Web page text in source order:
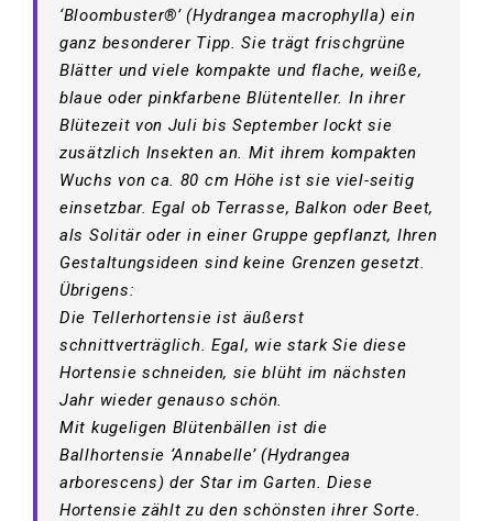
‘Bloombuster®’ (Hydrangea macrophylla) ein
ganz besonderer Tipp. Sie trägt frischgrüne
Blätter und viele kompakte und flache, weiße,
blaue oder pinkfarbene Blütenteller. In ihrer
Blütezeit von Juli bis September lockt sie
zusätzlich Insekten an. Mit ihrem kompakten
Wuchs von ca. 80 cm Höhe ist sie viel-seitig
einsetzbar. Egal ob Terrasse, Balkon oder Beet,
als Solitär oder in einer Gruppe gepflanzt, Ihren
Gestaltungsideen sind keine Grenzen gesetzt.
Übrigens:
Die Tellerhortensie ist äußerst
schnittverträglich. Egal, wie stark Sie diese
Hortensie schneiden, sie blüht im nächsten
Jahr wieder genauso schön.
Mit kugeligen Blütenbällen ist die
Ballhortensie ‘Annabelle’ (Hydrangea
arborescens) der Star im Garten. Diese
Hortensie zählt zu den schönsten ihrer Sorte.